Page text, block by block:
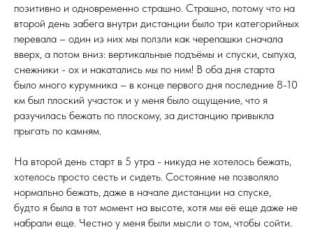
позитивно и одновременно страшно. Страшно, потому что на
второй день забега внутри дистанции было три категорийных
перевала – один из них мы ползли как черепашки сначала
вверх, а потом вниз: вертикальные подъёмы и спуски, сыпуха,
снежники - ох и накатались мы по ним! В оба дня старта
было много курумника – в конце первого дня последние 8-10
км был плоский участок и у меня было ощущение, что я
разучилась бежать по плоскому, за дистанцию привыкла
прыгать по камням.
На второй день старт в 5 утра - никуда не хотелось бежать,
хотелось просто сесть и сидеть. Состояние не позволяло
нормально бежать, даже в начале дистанции на спуске,
будто я была в тот момент на высоте, хотя мы её еще даже не
набрали еще. Честно у меня были мысли о том, чтобы сойти.